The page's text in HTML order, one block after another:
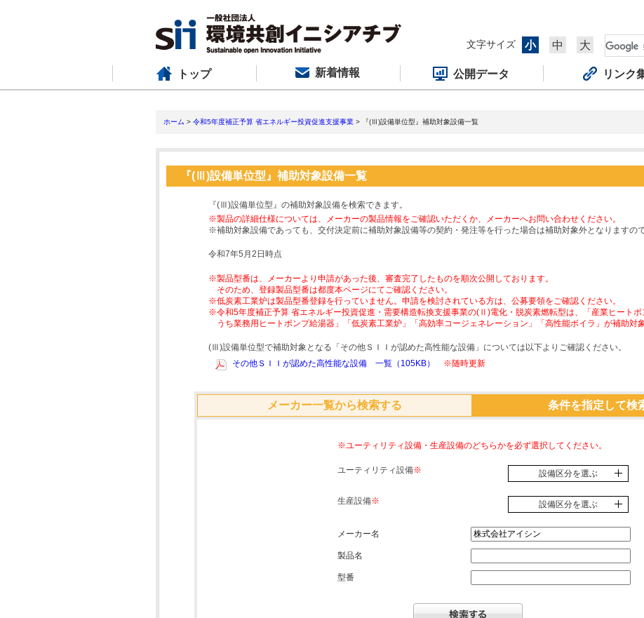
文字サイズ
小 中 大
トップ 新着情報 公開データ リンク
ホーム > 令和5年度補正予算 省エネルギー投資促進支援事業 > 『(Ⅲ)設備単位型』補助対象設備一覧
『(Ⅲ)設備単位型』補助対象設備一覧
『(Ⅲ)設備単位型』の補助対象設備を検索できます。
※製品の詳細仕様については、メーカーの製品情報をご確認いただくか、メーカーへお問い合わせください。
※補助対象設備であっても、交付決定前に補助対象設備等の契約・発注等を行った場合は補助対象外となりますの
令和7年5月2日時点
※製品型番は、メーカーより申請があった後、審査完了したものを順次公開しております。
そのため、登録製品型番は都度本ページにてご確認ください。
※低炭素工業炉は製品型番登録を行っていません。申請を検討されている方は、公募要領をご確認ください。
※令和5年度補正予算 省エネルギー投資促進・需要構造転換支援事業の(Ⅱ)電化・脱炭素燃転型は、「産業ヒート
うち業務用ヒートポンプ給湯器」「低炭素工業炉」「高効率コージェネレーション」「高性能ボイラ」が補助対
(Ⅲ)設備単位型で補助対象となる「その他ＳＩＩが認めた高性能な設備」については以下よりご確認ください。
その他ＳＩＩが認めた高性能な設備 一覧（105KB）
※随時更新
メーカー一覧から検索する 条件を指定して検
※ユーティリティ設備・生産設備のどちらかを必ず選択してください。
ユーティリティ設備※ 設備区分を選ぶ
生産設備※ 設備区分を選ぶ
メーカー名
製品名
型番